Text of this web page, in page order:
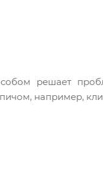
решает
например,